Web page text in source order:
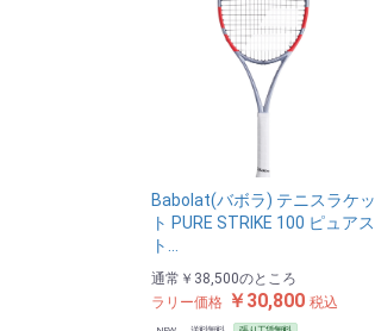
Babolat(バボラ) テニスラケッ
ト PURE STRIKE 100 ピュアス
ト…
通常 ￥38,500のところ
ラリー価格 ￥30,800 税込